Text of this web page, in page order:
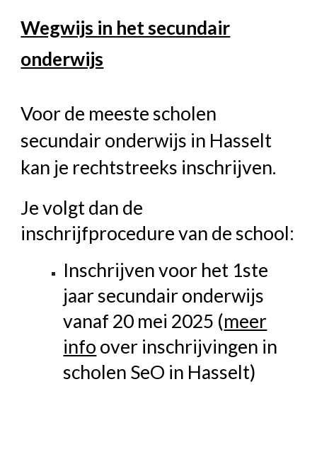
Wegwijs in het secundair
onderwijs
Voor de meeste scholen
secundair onderwijs in Hasselt
kan je rechtstreeks inschrijven.
Je volgt dan de
inschrijfprocedure van de school:
Inschrijven voor het 1ste
jaar secundair onderwijs
vanaf 20 mei 2025 (meer
info over inschrijvingen in
scholen SeO in Hasselt)